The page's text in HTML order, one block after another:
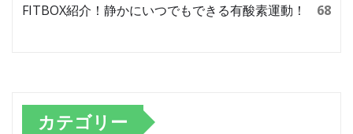
FITBOX紹介！静かにいつでもできる有酸素運動！
68
カテゴリー